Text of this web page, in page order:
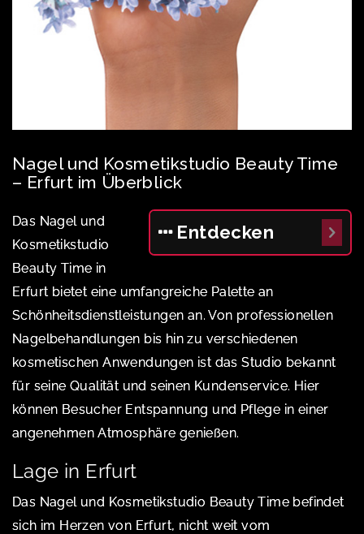
Nagel und Kosmetikstudio Beauty Time
– Erfurt im Überblick
Entdecken
Das Nagel und
Kosmetikstudio
Beauty Time in
Erfurt bietet eine umfangreiche Palette an
Schönheitsdienstleistungen an. Von professionellen
Nagelbehandlungen bis hin zu verschiedenen
kosmetischen Anwendungen ist das Studio bekannt
für seine Qualität und seinen Kundenservice. Hier
können Besucher Entspannung und Pflege in einer
angenehmen Atmosphäre genießen.
Lage in Erfurt
Das Nagel und Kosmetikstudio Beauty Time befindet
sich im Herzen von Erfurt, nicht weit vom